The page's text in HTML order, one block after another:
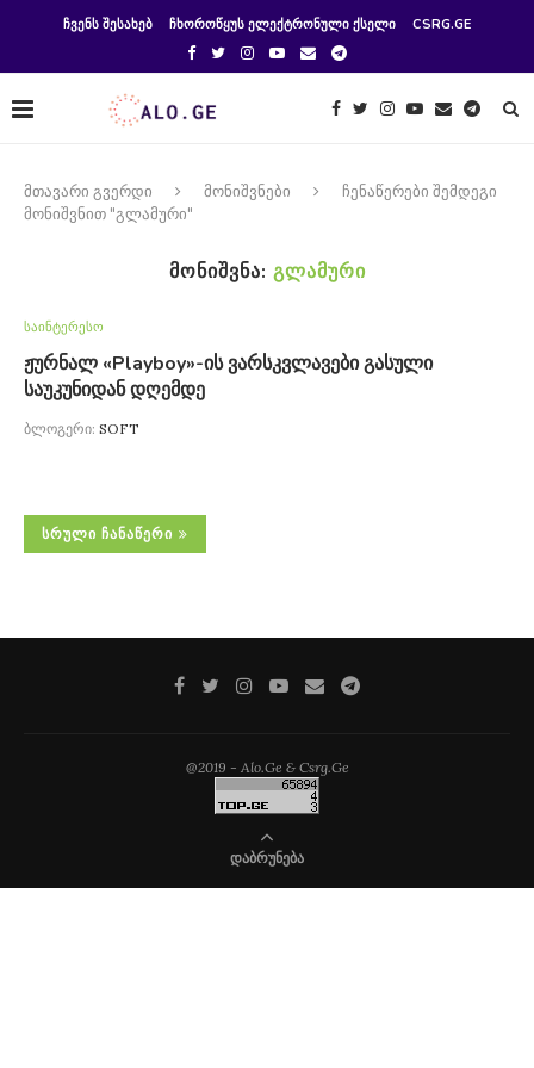
ᲩᲕᲔᲜᲡ ᲨᲔᲡᲐᲮᲔᲑ ᲩᲮᲝᲠᲝᲬᲧᲣᲡ ᲔᲚᲔᲥᲢᲠᲝᲜᲣᲚᲘ ᲥᲡᲔᲚᲘ CSRG.GE
მთავარი გვერდი მონიშვნები
ჩენაწერები შემდეგი
მონიშვნით "გლამური"
ᲛᲝᲜᲘᲨᲕᲜᲐ: ᲒᲚᲐᲛᲣᲠᲘ
საინტერესო
ჟურნალ «Playboy»-ის ვარსკვლავები გასული
საუკუნიდან დღემდე
ბლოგერი: SOFT
ᲡᲠᲣᲚᲘ ᲩᲐᲜᲐᲬᲔᲠᲘ
@2019 - Alo.Ge & Csrg.Ge
ᲓᲐᲑᲠᲣᲜᲔᲑᲐ